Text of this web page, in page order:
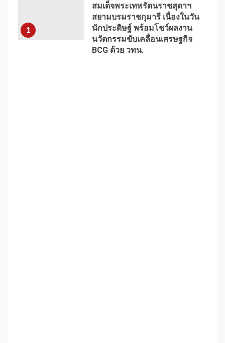
1
สมเด็จพระเทพรัตนราชสุดาฯ
สยามบรมราชกุมารี เนื่องในวัน
นักประดิษฐ์ พร้อมโชว์ผลงาน
นวัตกรรมขับเคลื่อนเศรษฐกิจ
BCG ด้วย วทน.